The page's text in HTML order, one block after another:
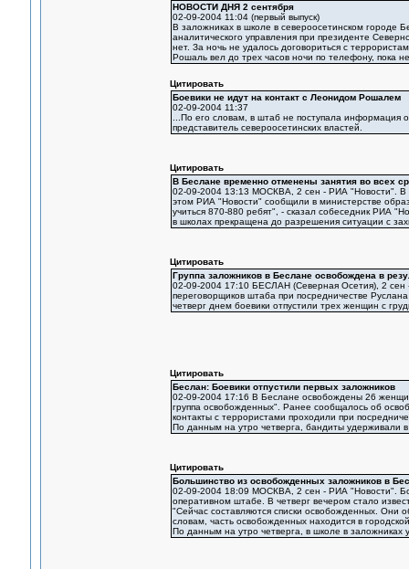
НОВОСТИ ДНЯ 2 сентября
02-09-2004 11:04 (первый выпуск)
В заложниках в школе в североосетинском городе
аналитического управления при президенте
нет. За ночь не удалось договориться с
Рошаль вел до трех часов ночи по телефону, пока
Цитировать
Боевики не идут на контакт с Леонидом Рошалем
02-09-2004 11:37
...По его словам, в штаб не поступала
представитель североосетинских властей.
Цитировать
В Беслане временно отменены занятия во всех
02-09-2004 13:13 МОСКВА, 2 сен - РИА "Новости". В
этом РИА "Новости" сообщили в министерстве
учиться 870-880 ребят", - сказал собеседник РИА
в школах прекращена до разрешения ситуации с
Цитировать
Группа заложников в Беслане освобождена в
02-09-2004 17:10 БЕСЛАН (Северная Осетия), 2 сен
переговорщиков штаба при посредничестве
четверг днем боевики отпустили трех женщин с
Цитировать
Беслан: Боевики отпустили первых заложников
02-09-2004 17:16 В Беслане освобождены 26
группа освобожденных". Ранее сообщалось об
контакты с террористами проходили при
По данным на утро четверга, бандиты удерживали
Цитировать
Большинство из освобожденных заложников в
02-09-2004 18:09 МОСКВА, 2 сен - РИА "Новости".
оперативном штабе. В четверг вечером стало
"Сейчас составляются списки освобожденных. Они
словам, часть освобожденных находится в
По данным на утро четверга, в школе в заложниках